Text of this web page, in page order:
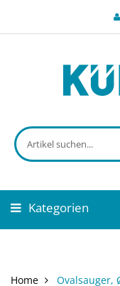
Kategorien
Home Ovalsauger,